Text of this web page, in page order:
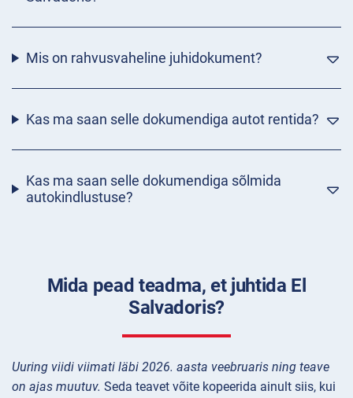
Mis on rahvusvaheline juhidokument?
Kas ma saan selle dokumendiga autot rentida?
Kas ma saan selle dokumendiga sõlmida
autokindlustuse?
Mida pead teadma, et juhtida El
Salvadoris?
Uuring viidi viimati läbi 2026. aasta veebruaris ning teave
on ajas muutuv. Seda teavet võite kopeerida ainult siis, kui